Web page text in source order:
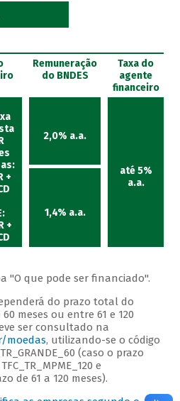
Remuneração
do BNDES
Taxa do
agente
financeiro
+
+
2,0% a.a.
até 5%
a.a.
1,4% a.a.
"O que pode ser financiado".
do prazo total do
meses ou entre 61 e 120
ser consultado na
moedas, utilizando-se o código
(caso o prazo
e
de 61 a 120 meses).